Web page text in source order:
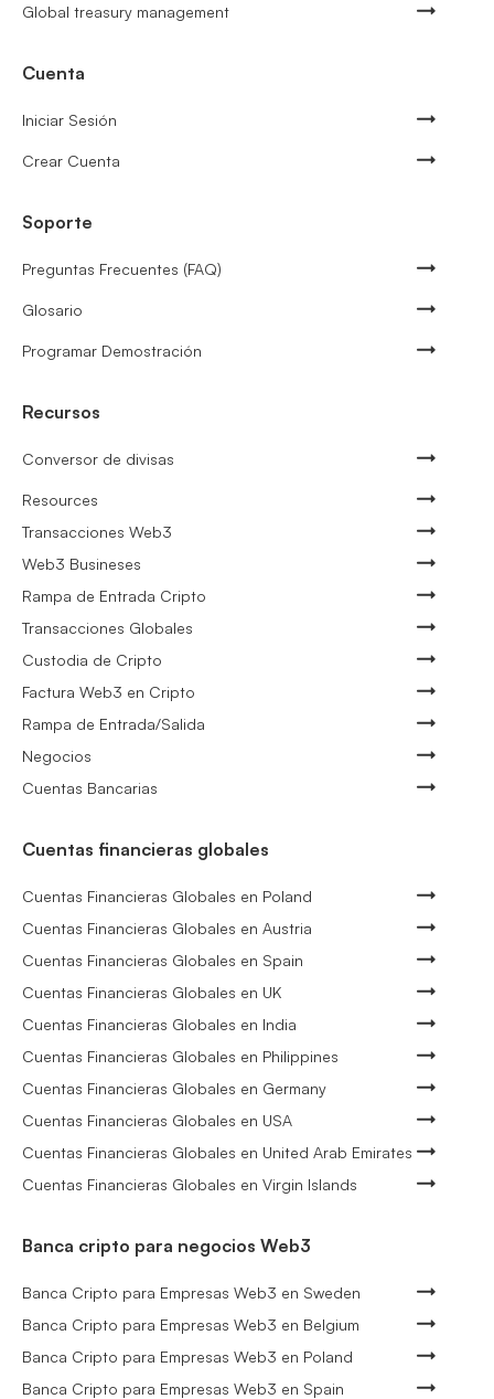
Global treasury management
Cuenta
Iniciar Sesión
Crear Cuenta
Soporte
Preguntas Frecuentes (FAQ)
Glosario
Programar Demostración
Recursos
Conversor de divisas
Resources
Transacciones Web3
Web3 Busineses
Rampa de Entrada Cripto
Transacciones Globales
Custodia de Cripto
Factura Web3 en Cripto
Rampa de Entrada/Salida
Negocios
Cuentas Bancarias
Cuentas financieras globales
Cuentas Financieras Globales en Poland
Cuentas Financieras Globales en Austria
Cuentas Financieras Globales en Spain
Cuentas Financieras Globales en UK
Cuentas Financieras Globales en India
Cuentas Financieras Globales en Philippines
Cuentas Financieras Globales en Germany
Cuentas Financieras Globales en USA
Cuentas Financieras Globales en United Arab Emirates
Cuentas Financieras Globales en Virgin Islands
Banca cripto para negocios Web3
Banca Cripto para Empresas Web3 en Sweden
Banca Cripto para Empresas Web3 en Belgium
Banca Cripto para Empresas Web3 en Poland
Banca Cripto para Empresas Web3 en Spain